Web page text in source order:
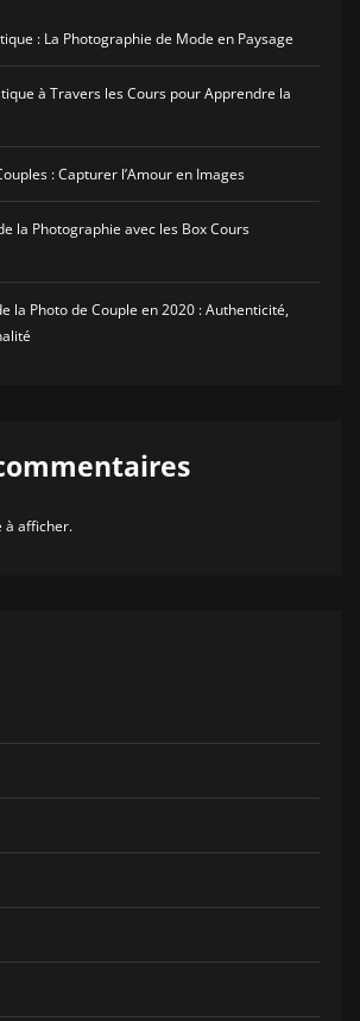
: La Photographie de Mode en Paysage
à Travers les Cours pour Apprendre la
: Capturer l’Amour en Images
la Photographie avec les Box Cours
la Photo de Couple en 2020 : Authenticité,
à afficher.